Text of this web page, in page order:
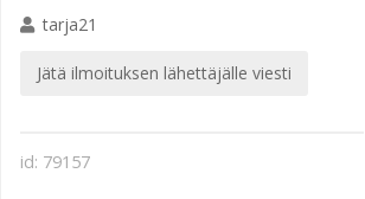
tarja21
Jätä ilmoituksen lähettäjälle viesti
id: 79157